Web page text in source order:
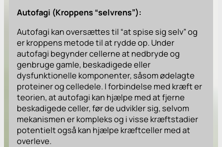
Autofagi (Kroppens “selvrens”):
Autofagi kan oversættes til “at spise sig selv” og
er kroppens metode til at rydde op. Under
autofagi begynder cellerne at nedbryde og
genbruge gamle, beskadigede eller
dysfunktionelle komponenter, såsom ødelagte
proteiner og celledele. I forbindelse med kræft er
teorien, at autofagi kan hjælpe med at fjerne
beskadigede celler, før de udvikler sig, selvom
mekanismen er kompleks og i visse kræftstadier
potentielt også kan hjælpe kræftceller med at
overleve.